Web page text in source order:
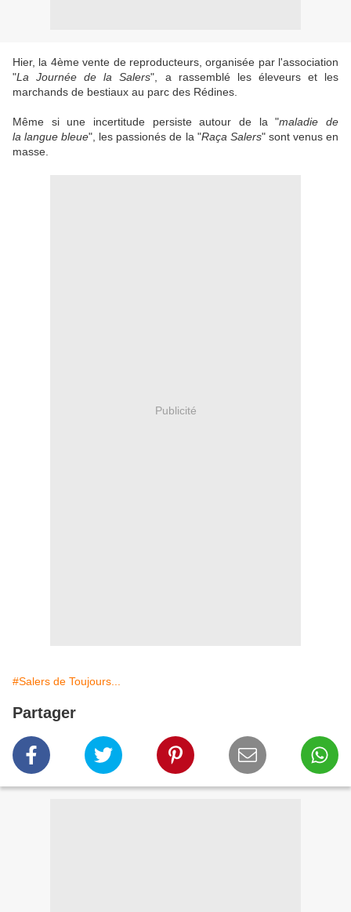
Hier, la 4ème vente de reproducteurs, organisée par l'association
"La Journée de la Salers", a rassemblé les éleveurs et les
marchands de bestiaux au parc des Rédines.
Même si une incertitude persiste autour de la "maladie de
la langue bleue", les passionés de la "Raça Salers" sont venus en
masse.
Publicité
#Salers de Toujours...
Partager